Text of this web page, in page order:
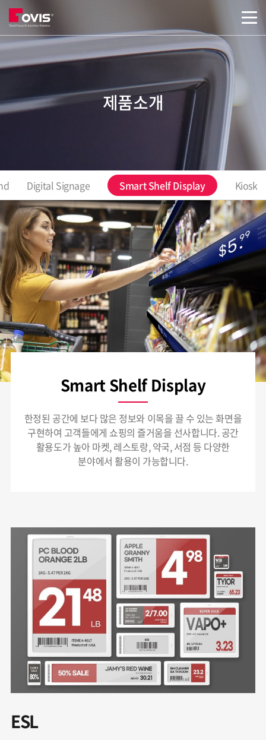
제품소개
Digital Signage Smart Shelf Display Kiosk
Smart Shelf Display
한정된 공간에 보다 많은 정보와 이목을 끌 수 있는 화면을
구현하여 고객들에게 쇼핑의 즐거움을 선사합니다. 공간
활용도가 높아 마켓, 레스토랑, 약국, 서점 등 다양한
분야에서 활용이 가능합니다.
ESL